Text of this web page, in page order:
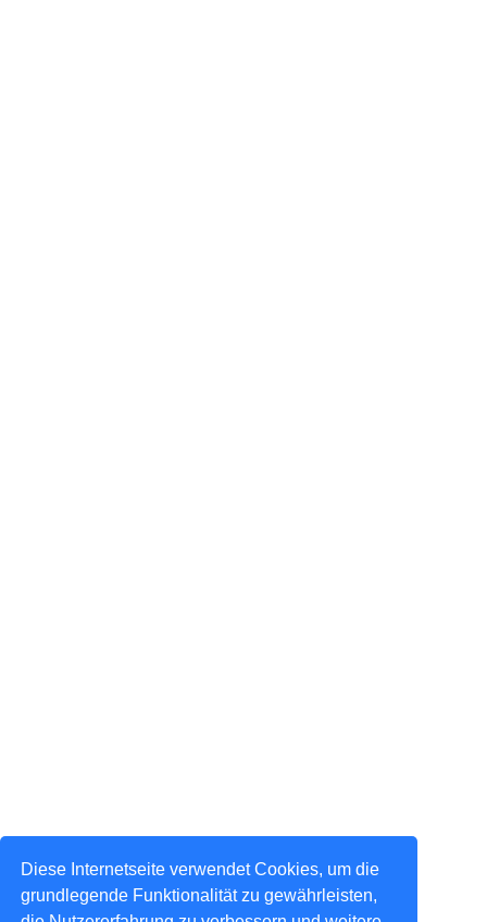
Diese Internetseite verwendet Cookies, um die
grundlegende Funktionalität zu gewährleisten,